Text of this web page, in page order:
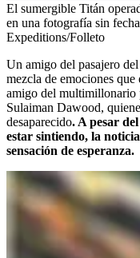
El sumergible Titán
en una fotografía sin
Expeditions/Folleto
Un amigo del pasajero
mezcla de emociones
amigo del multimillonario
Sulaiman Dawood,
desaparecido. A pesar
estar sintiendo, la
sensación de esperanza.